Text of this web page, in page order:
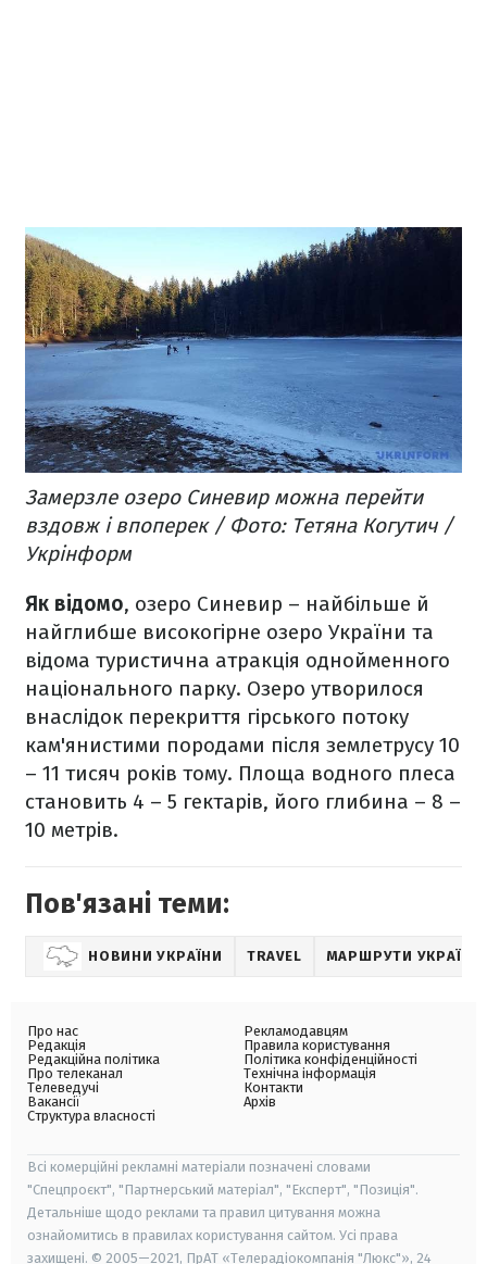
Замерзле озеро Синевир можна перейти
вздовж і впоперек / Фото: Тетяна Когутич /
Укрінформ
Як відомо, озеро Синевир – найбільше й
найглибше високогірне озеро України та
відома туристична атракція однойменного
національного парку. Озеро утворилося
внаслідок перекриття гірського потоку
кам'янистими породами після землетрусу 10
– 11 тисяч років тому. Площа водного плеса
становить 4 – 5 гектарів, його глибина – 8 –
10 метрів.
Пов'язані теми:
НОВИНИ УКРАЇНИ TRAVEL МАРШРУТИ
Про нас
Редакція
Редакційна політика
Про телеканал
Телеведучі
Вакансії
Структура власності
Рекламодавцям
Правила користування
Політика конфіденційності
Технічна інформація
Контакти
Архів
Всі комерційні рекламні матеріали позначені словами
"Спецпроєкт", "Партнерський матеріал", "Експерт", "Позиція".
Детальніше щодо реклами та правил цитування можна
ознайомитись в правилах користування сайтом. Усі права
захищені. © 2005—2021, ПрАТ «Телерадіокомпанія "Люкс"», 24